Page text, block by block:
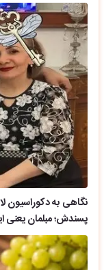
نگاهی به دکوراسیون
پسندش؛ مبلمان یعنی